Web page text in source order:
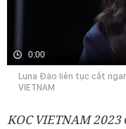
0:00
Luna Đào liên tục cắt
VIETNAM
KOC VIETNAM 2023